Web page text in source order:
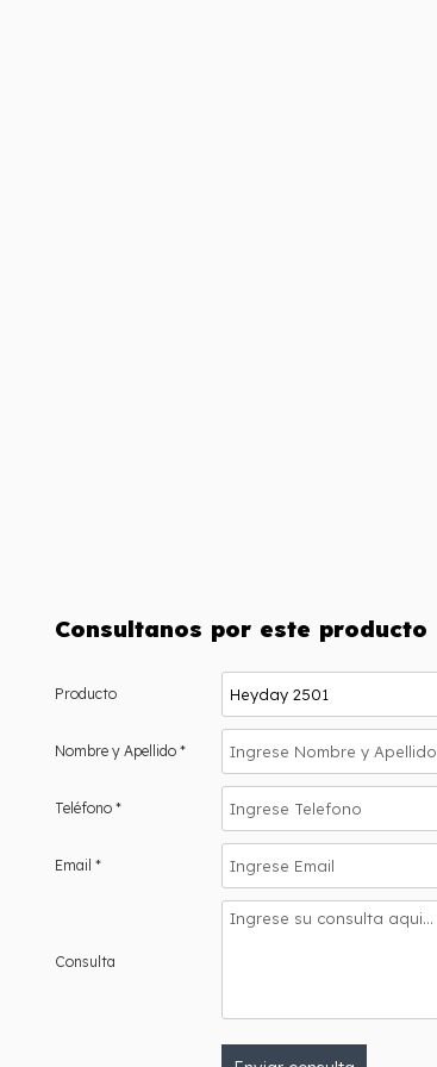
Consultanos por este producto
Producto
Nombre y Apellido *
Teléfono *
Email *
Consulta